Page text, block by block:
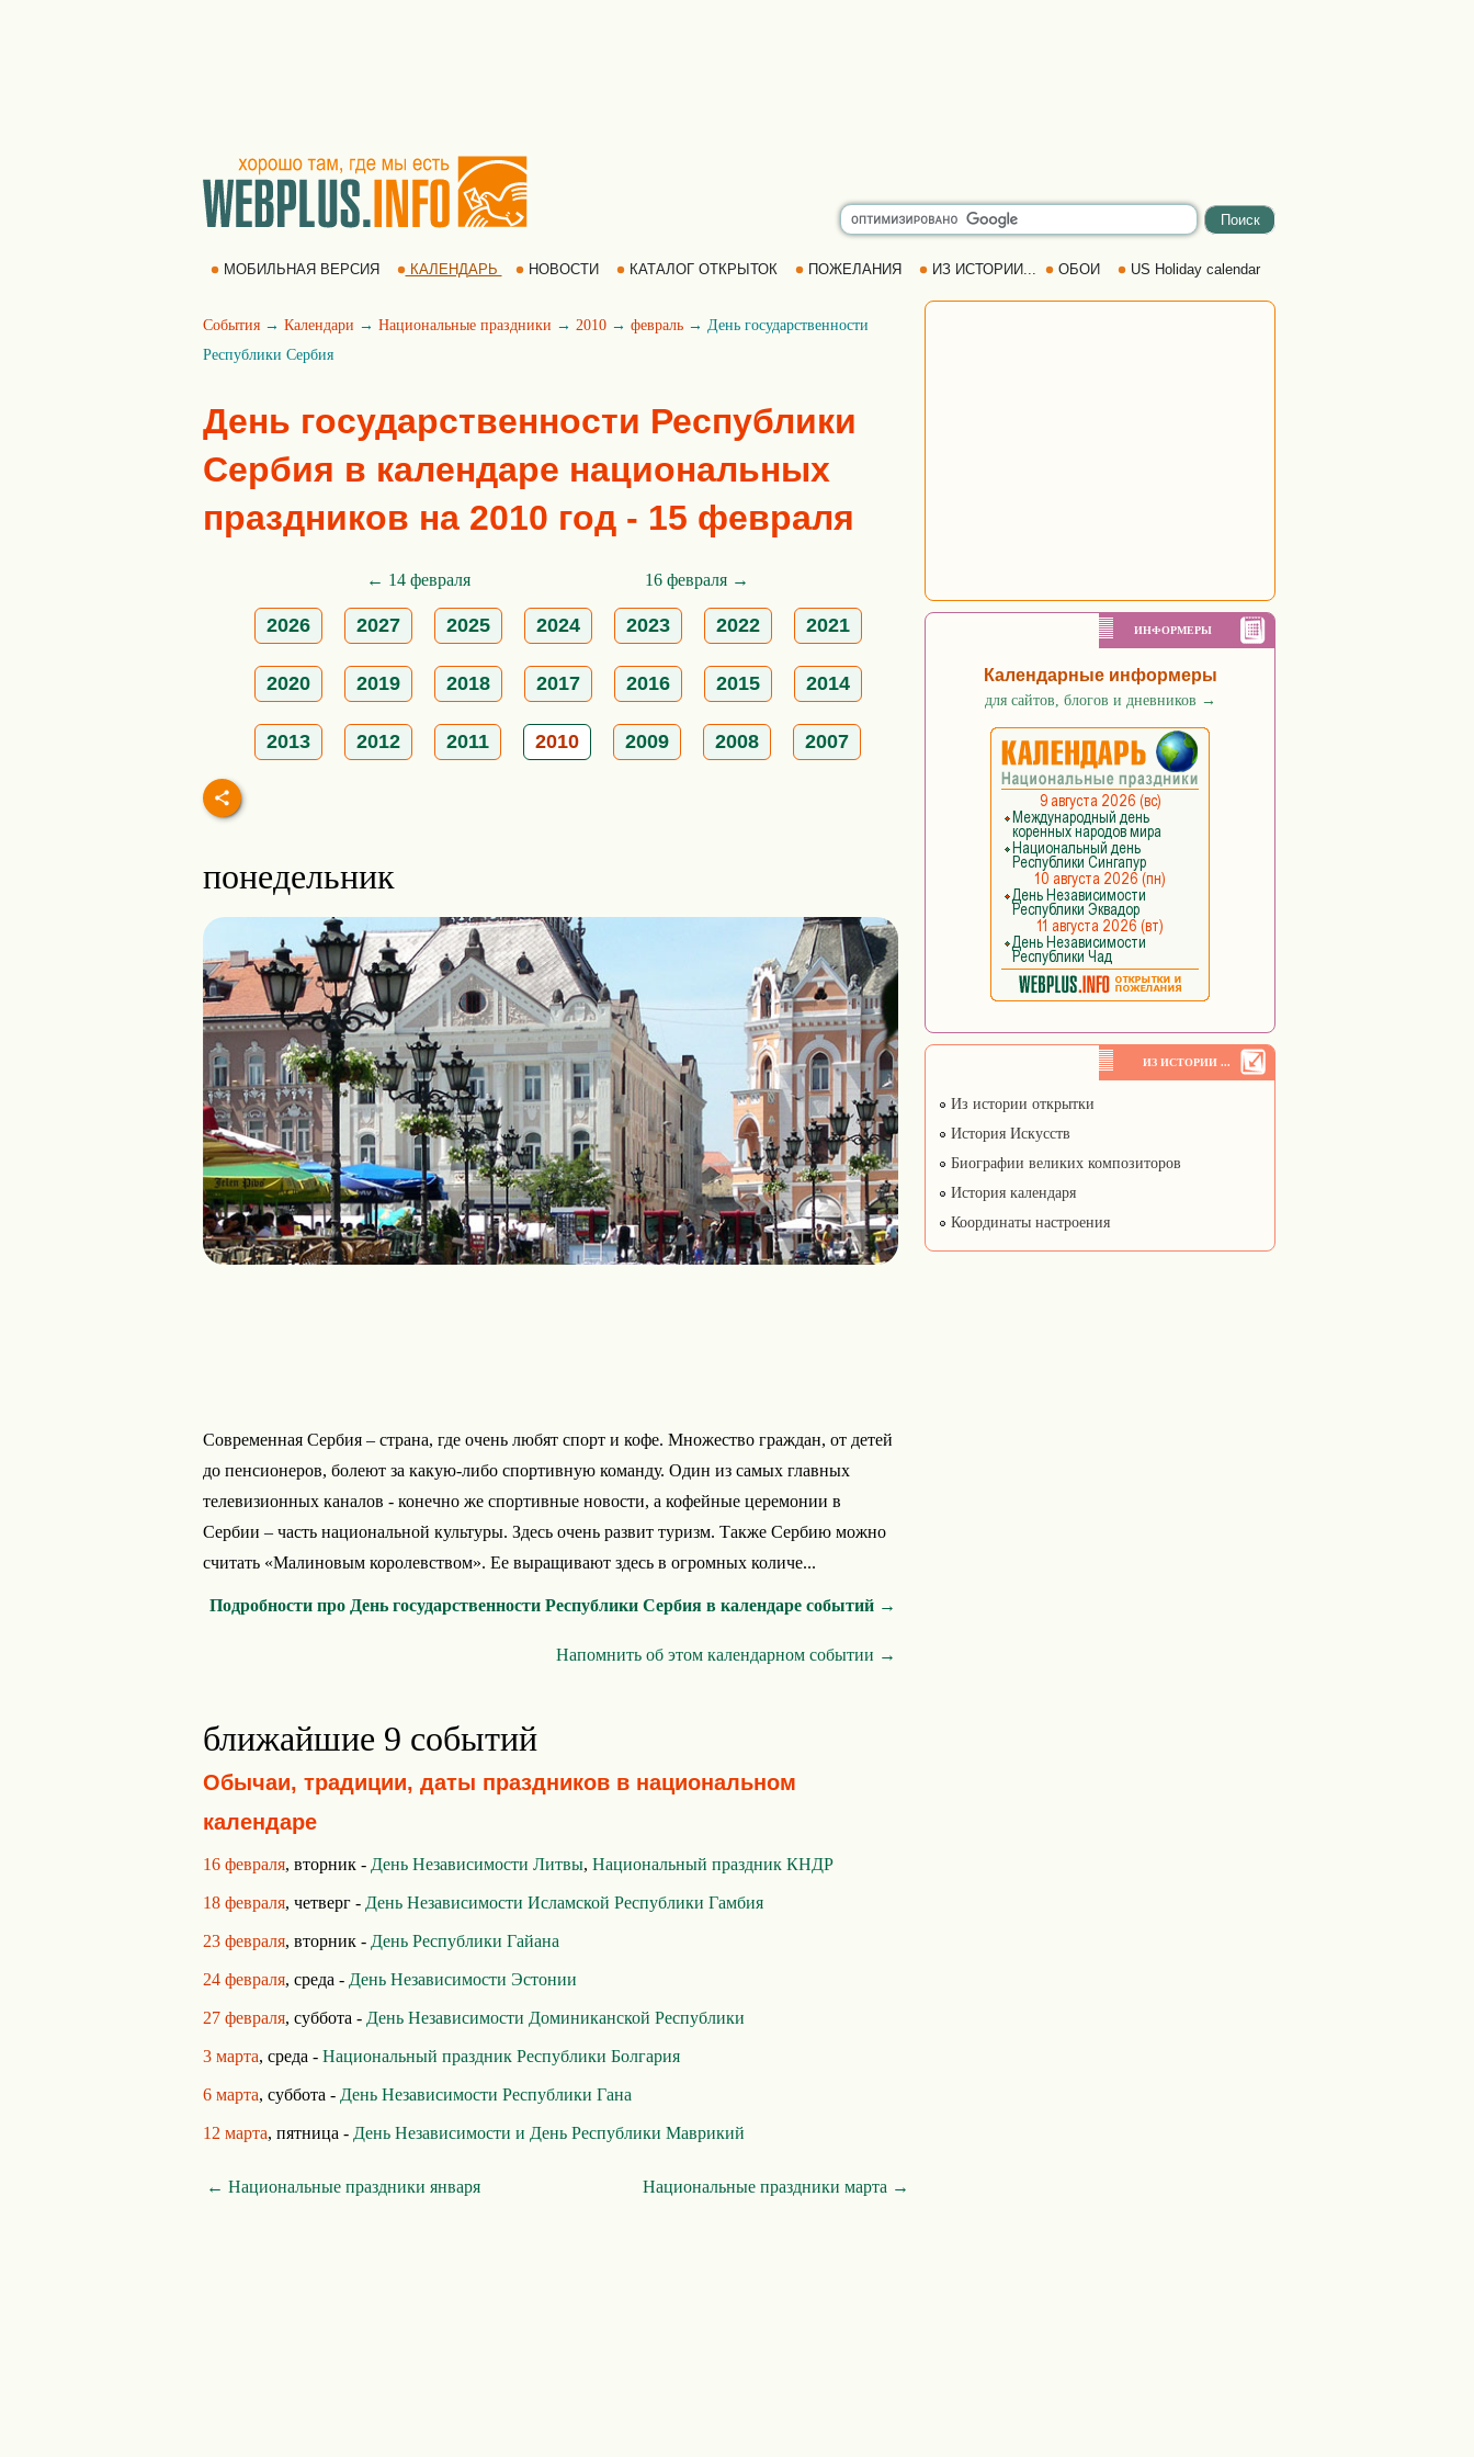
МОБИЛЬНАЯ ВЕРСИЯ КАЛЕНДАРЬ НОВОСТИ КАТАЛОГ ОТКРЫТОК ПОЖЕЛАНИЯ ИЗ ИСТОРИИ... ОБОИ US Holiday calendar
События → Календари → Национальные праздники → 2010 → февраль → День государственности
Республики Сербия
День государственности Республики
Сербия в календаре национальных
праздников на 2010 год - 15 февраля
← 14 февраля 16 февраля →
2026 2027 2025 2024 2023 2022 2021
2020 2019 2018 2017 2016 2015 2014
2013 2012 2011 2010 2009 2008 2007
понедельник
Современная Сербия – страна, где очень любят спорт и кофе. Множество граждан, от детей
до пенсионеров, болеют за какую-либо спортивную команду. Один из самых главных
телевизионных каналов - конечно же спортивные новости, а кофейные церемонии в
Сербии – часть национальной культуры. Здесь очень развит туризм. Также Сербию можно
считать «Малиновым королевством». Ее выращивают здесь в огромных количе...
Подробности про День государственности Республики Сербия в календаре событий →
Напомнить об этом календарном событии →
ближайшие 9 событий
Обычаи, традиции, даты праздников в национальном
календаре
16 февраля, вторник - День Независимости Литвы, Национальный праздник КНДР
18 февраля, четверг - День Независимости Исламской Республики Гамбия
23 февраля, вторник - День Республики Гайана
24 февраля, среда - День Независимости Эстонии
27 февраля, суббота - День Независимости Доминиканской Республики
3 марта, среда - Национальный праздник Республики Болгария
6 марта, суббота - День Независимости Республики Гана
12 марта, пятница - День Независимости и День Республики Маврикий
← Национальные праздники января Национальные праздники марта →
ИНФОРМЕРЫ
Календарные информеры
для сайтов, блогов и дневников →
ИЗ ИСТОРИИ ...
Из истории открытки
История Искусств
Биографии великих композиторов
История календаря
Координаты настроения